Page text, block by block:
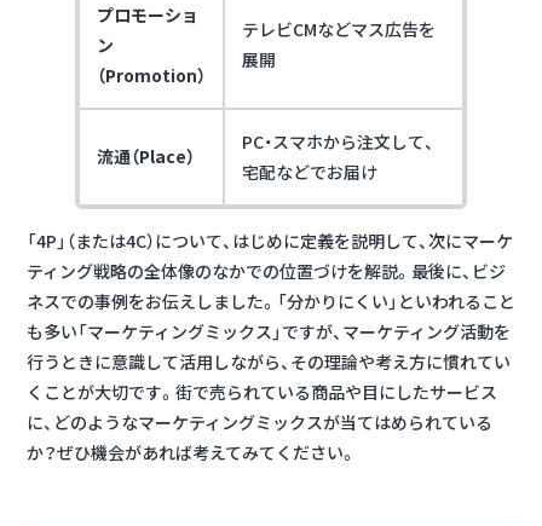
プロモーショ
ン
（Promotion）
テレビCMなどマス広告を
展開
流通（Place）
PC・スマホから注文して、
宅配などでお届け
「4P」（または4C）について、はじめに定義を説明して、次にマーケ
ティング戦略の全体像のなかでの位置づけを解説。最後に、ビジ
ネスでの事例をお伝えしました。 「分かりにくい」といわれること
も多い「マーケティングミックス」ですが、マーケティング活動を
行うときに意識して活用しながら、その理論や考え方に慣れてい
くことが大切です。 街で売られている商品や目にしたサービス
に、どのようなマーケティングミックスが当てはめられている
か？ぜひ機会があれば考えてみてください。